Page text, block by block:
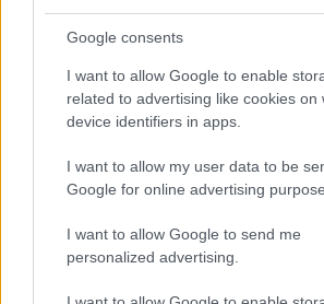
Google consents
I want to allow Google to enable
related to advertising like cookies on
device identifiers in apps.
I want to allow my user data to be
Google for online advertising
I want to allow Google to send me
personalized advertising.
FORMA-1
Súlyos
Ferrari Lewis
A Hondánál
teljesen új